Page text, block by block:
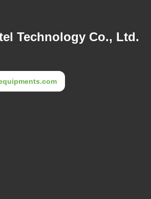
Technology Co., Ltd.